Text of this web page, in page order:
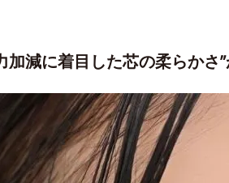
加減に着目した芯の柔らかさ